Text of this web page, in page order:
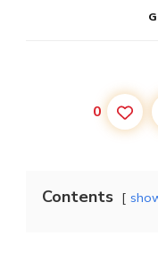
0
Contents